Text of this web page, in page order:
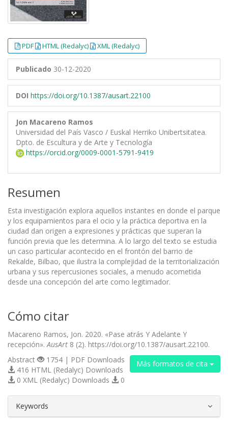
PDF HTML (Redalyc) XML (Redalyc)
Publicado 30-12-2020
DOI https://doi.org/10.1387/ausart.22100
Jon Macareno Ramos
Universidad del País Vasco / Euskal Herriko Unibertsitatea.
Dpto. de Escultura y de Arte y Tecnología
https://orcid.org/0009-0001-5791-9419
Resumen
Esta investigación explora aquellos instantes en donde el parque
y los equipamientos para el ocio y la práctica deportiva en la
ciudad dan origen a expresiones y prácticas que superan la
función previa que les determina. A lo largo del texto se estudia
un caso particular acontecido en el frontón del barrio de
Rekalde, Bilbao, que ilustra la complejidad de la territorialización
urbana y sus repercusiones sociales, a menudo acometida
desde una concepción del arte como legitimador.
Cómo citar
Macareno Ramos, Jon. 2020. «Pase atrás Y Adelante Y
recepción». AusArt 8 (2). https://doi.org/10.1387/ausart.22100.
Más formatos de cita
Abstract
1754 | PDF Downloads
416 HTML (Redalyc) Downloads
0 XML (Redalyc) Downloads
0
Keywords